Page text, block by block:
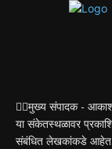
✍🏻मुख्य संपादक -
या संकेतस्थळावर
संबंधित लेखकांकडे आहेत.